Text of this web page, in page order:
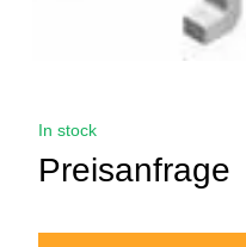
In stock
Preisanfrage